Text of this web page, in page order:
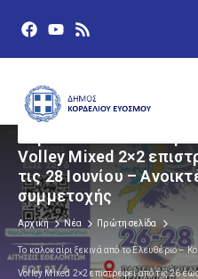
Το καλοκαίρι ξεκινά
Volley Mixed 2×2
τις 28 Ιουνίου –
συμμετοχής
Αρχική Νέα Πρώτη σελίδα
Το καλοκαίρι ξεκινά από το Ελευθέριο –
Volley Mixed 2×2 επιστρέφει από τις 26